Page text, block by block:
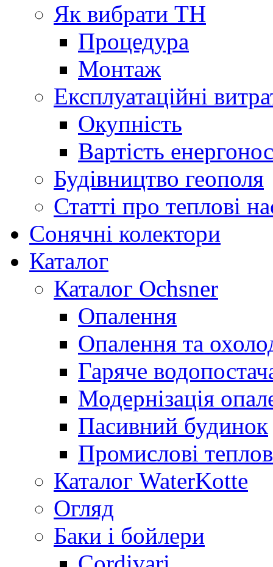
Як вибрати ТН
Процедура
Монтаж
Експлуатаційні
Окупність
Вартість
Будівництво геополя
Статті про теплові
Сонячні колектори
Каталог
Каталог Ochsner
Опалення
Опалення та
Гаряче
Модернізація
Пасивний будинок
Промислові
Каталог WaterKotte
Огляд
Баки і бойлери